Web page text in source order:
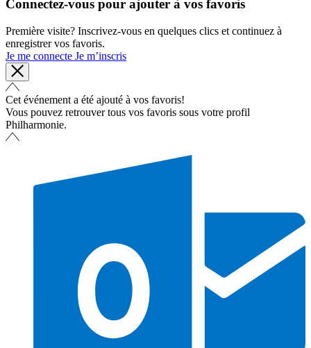
Connectez-vous pour ajouter à vos favoris
Première visite? Inscrivez-vous en quelques clics et continuez à
enregistrer vos favoris.
Je me connecte Je m’inscris
Cet événement a été ajouté à vos favoris!
Vous pouvez retrouver tous vos favoris sous votre profil
Philharmonie.